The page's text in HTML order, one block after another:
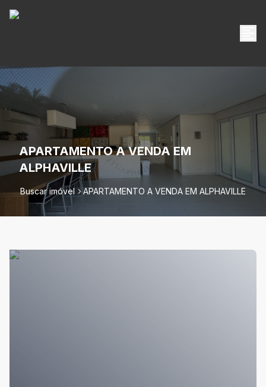
APARTAMENTO A VENDA EM
ALPHAVILLE
Buscar imóvel APARTAMENTO A VENDA EM ALPHAVILLE